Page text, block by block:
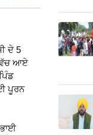
ਦੇ 5
ਆਏ
ਪੂਰਨ